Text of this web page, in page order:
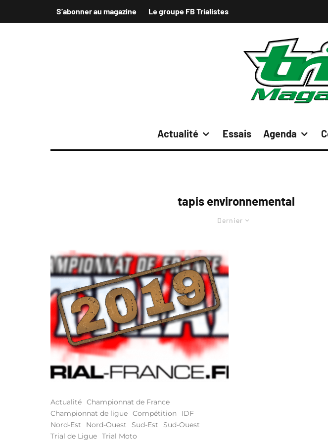
S’abonner au magazine Le groupe FB Trialistes
Actualité Essais Agenda
tapis environnemental
Dernier
Actualité Championnat de France
Championnat de ligue Compétition
IDF
Nord-Est
Nord-Ouest Sud-Est
Sud-Ouest
Trial de Ligue Trial Moto